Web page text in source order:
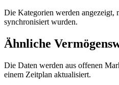
Die Kategorien werden angezeigt,
synchronisiert wurden.
Ähnliche
Die Daten werden aus offenen
einem Zeitplan aktualisiert.